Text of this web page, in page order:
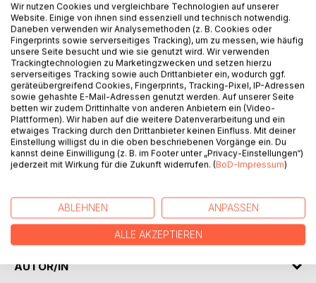
Auf die Merkliste
Titel bewerten
BESCHREIBUNG
Norbert ist zurück! Mit seinen Eltern und seinem Bruder
Florian besucht er das nahegelegene Kloster .... und schon
steckt er in einem weiteren Abenteuer.
AUTOR/IN
Wir nutzen Cookies und vergleichbare Technologien auf unserer
Website. Einige von ihnen sind essenziell und technisch notwendig.
Daneben verwenden wir Analysemethoden (z. B. Cookies oder
Fingerprints sowie serverseitiges Tracking), um zu messen, wie häufig
unsere Seite besucht und wie sie genutzt wird. Wir verwenden
Trackingtechnologien zu Marketingzwecken und setzen hierzu
serverseitiges Tracking sowie auch Drittanbieter ein, wodurch ggf.
geräteübergreifend Cookies, Fingerprints, Tracking-Pixel, IP-Adressen
sowie gehashte E-Mail-Adressen genutzt werden. Auf unserer Seite
betten wir zudem Drittinhalte von anderen Anbietern ein (Video-
Plattformen). Wir haben auf die weitere Datenverarbeitung und ein
etwaiges Tracking durch den Drittanbieter keinen Einfluss. Mit deiner
Einstellung willigst du in die oben beschriebenen Vorgänge ein. Du
kannst deine Einwilligung (z. B. im Footer unter „Privacy-Einstellungen“)
jederzeit mit Wirkung für die Zukunft widerrufen. (BoD-Impressum)
ABLEHNEN ANPASSEN
ALLE AKZEPTIEREN